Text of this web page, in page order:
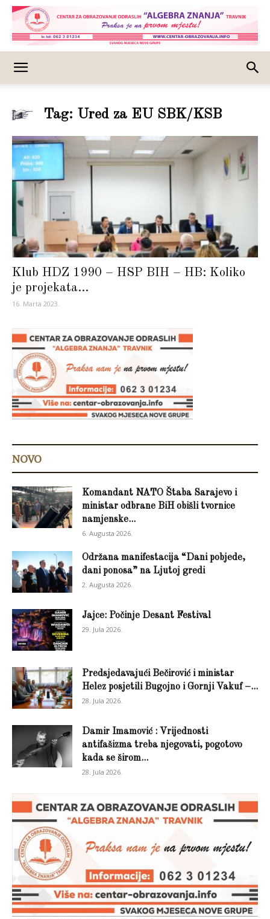
Tag: Ured za EU SBK/KSB
Klub HDZ 1990 – HSP BIH – HB: Koliko
je projekata...
16. Marta 2023.
NOVO
Komandant NATO Štaba Sarajevo i
ministar odbrane BiH obišli tvornice
namjenske...
6. Augusta 2026.
Održana manifestacija “Dani pobjede,
dani ponosa” na Ljutoj gredi
2. Augusta 2026.
Jajce: Počinje Desant Festival
29. Jula 2026.
Predsjedavajući Bečirović i ministar
Helez posjetili Bugojno i Gornji Vakuf –...
28. Jula 2026.
Damir Imamović : Vrijednosti
antifašizma treba njegovati, pogotovo
kada se širom...
28. Jula 2026.